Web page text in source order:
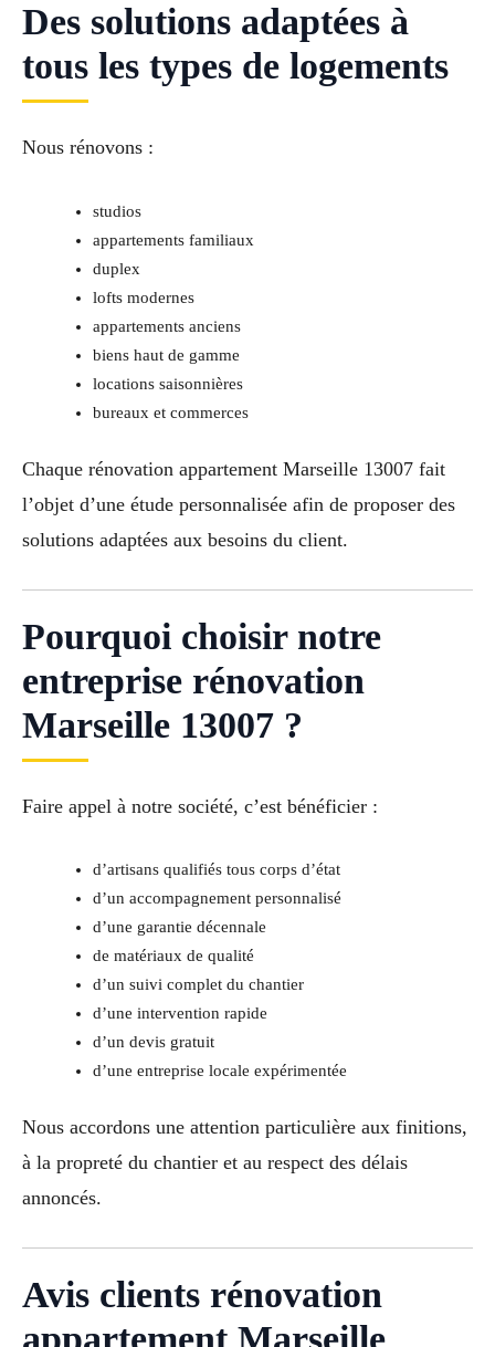
Des solutions adaptées à
tous les types de logements
Nous rénovons :
studios
appartements familiaux
duplex
lofts modernes
appartements anciens
biens haut de gamme
locations saisonnières
bureaux et commerces
Chaque rénovation appartement Marseille 13007 fait
l’objet d’une étude personnalisée afin de proposer des
solutions adaptées aux besoins du client.
Pourquoi choisir notre
entreprise rénovation
Marseille 13007 ?
Faire appel à notre société, c’est bénéficier :
d’artisans qualifiés tous corps d’état
d’un accompagnement personnalisé
d’une garantie décennale
de matériaux de qualité
d’un suivi complet du chantier
d’une intervention rapide
d’un devis gratuit
d’une entreprise locale expérimentée
Nous accordons une attention particulière aux finitions,
à la propreté du chantier et au respect des délais
annoncés.
Avis clients rénovation
appartement Marseille